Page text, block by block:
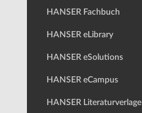
HANSER Fachbuch
HANSER eLibrary
HANSER eSolutions
HANSER eCampus
HANSER Literaturverlage